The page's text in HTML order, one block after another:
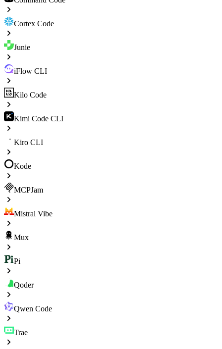
Cortex Code
Junie
iFlow CLI
Kilo Code
Kimi Code CLI
Kiro CLI
Kode
MCPJam
Mistral Vibe
Mux
Pi
Qoder
Qwen Code
Trae